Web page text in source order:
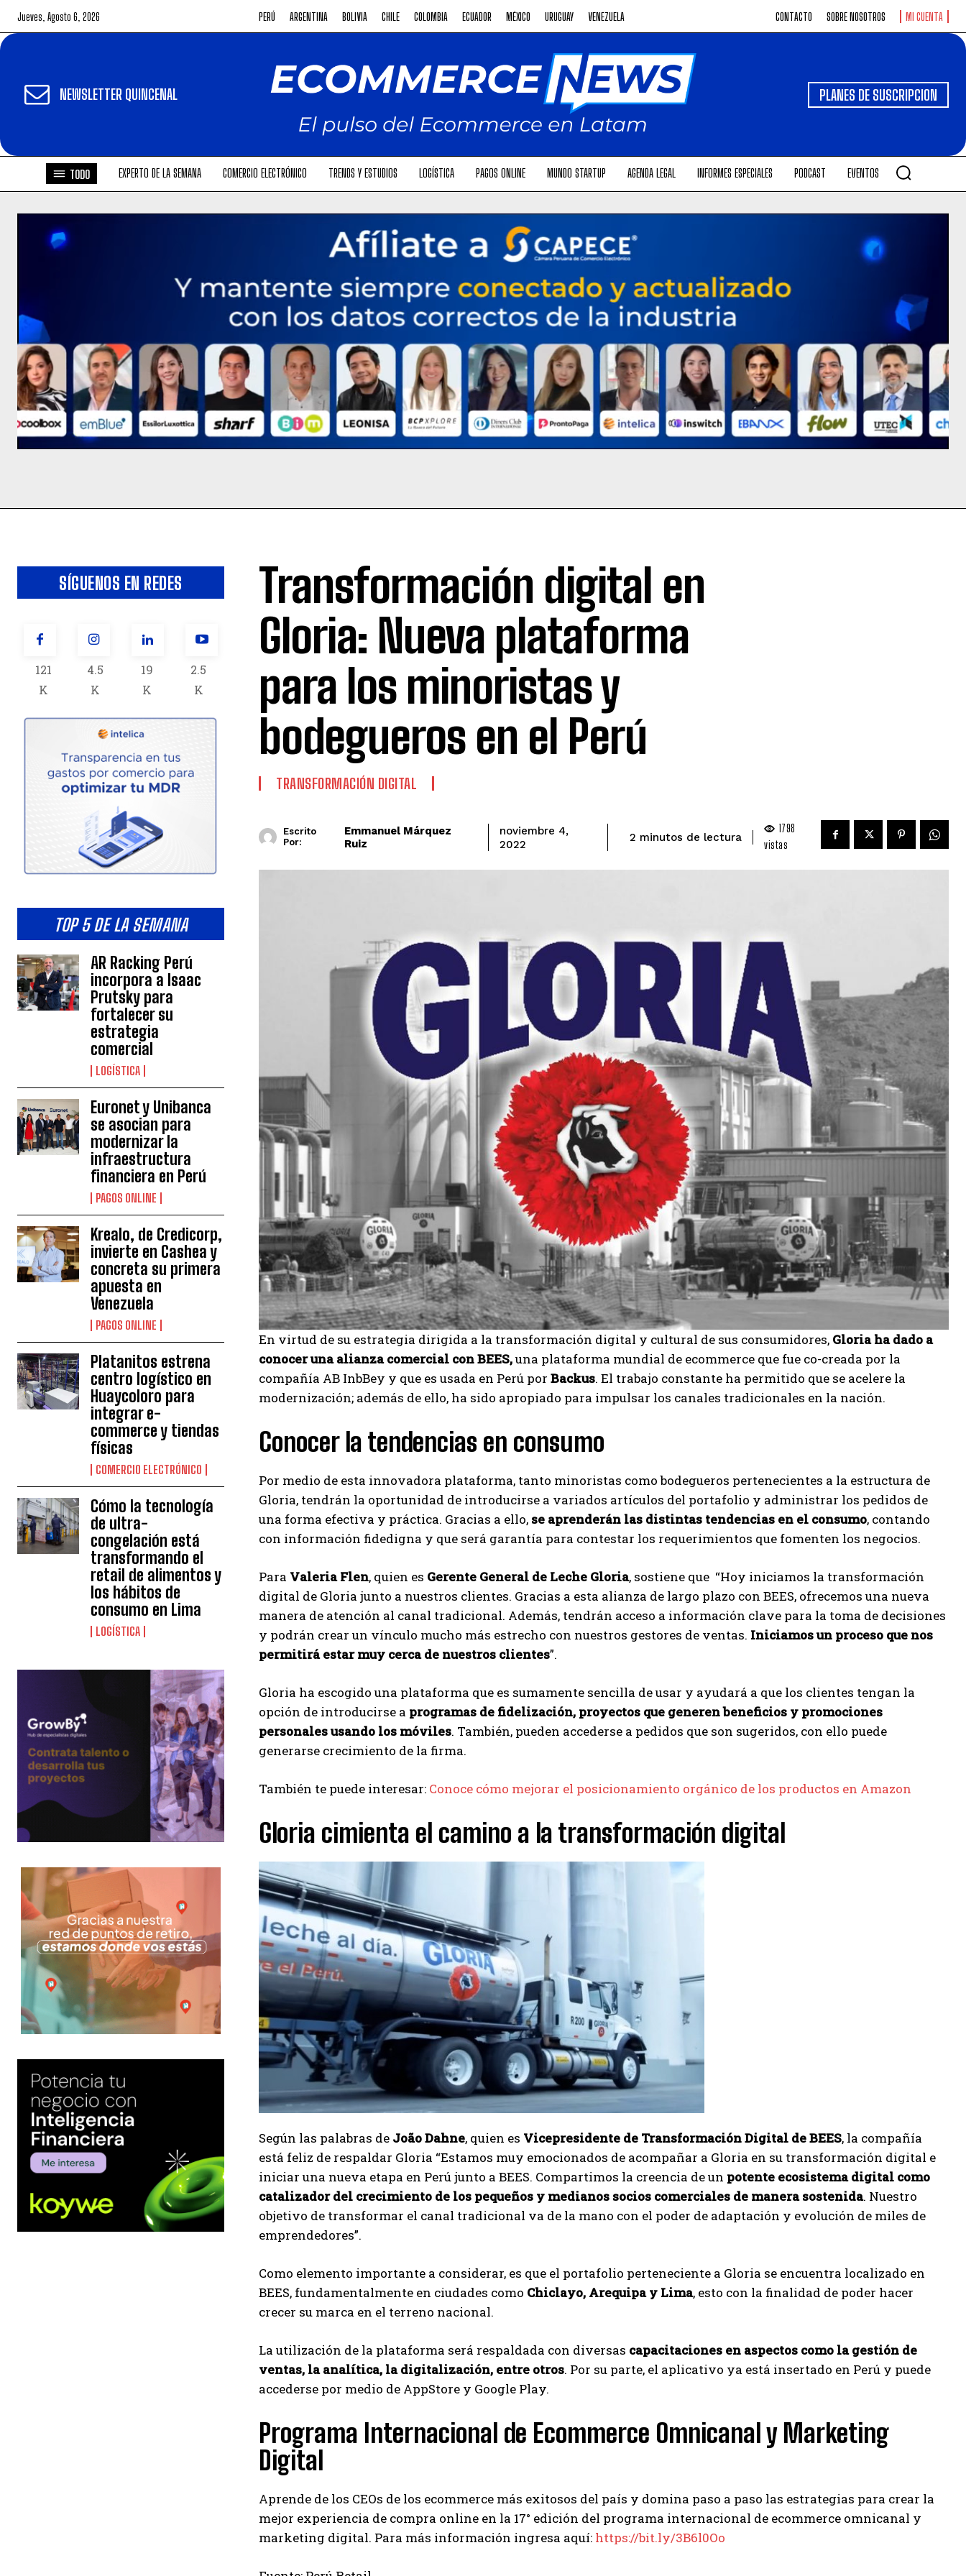
Jueves, Agosto 6, 2026 PERÚ ARGENTINA BOLIVIA CHILE COLOMBIA ECUADOR MÉXICO URUGUAY VENEZUELA CONTACTO SOBRE NOSOTROS MI CUENTA
NEWSLETTER QUINCENAL PLANES DE SUSCRIPCION
TODO EXPERTO DE LA SEMANA COMERCIO ELECTRÓNICO TRENDS Y ESTUDIOS LOGÍSTICA PAGOS ONLINE MUNDO STARTUP AGENDA LEGAL INFORMES ESPECIALES PODCAST EVENTOS
SÍGUENOS EN REDES
121
K
4.5
K
19
K
2.5
K
TOP 5 DE LA SEMANA
AR Racking Perú
incorpora a Isaac
Prutsky para
fortalecer su
estrategia
comercial
LOGÍSTICA
Euronet y Unibanca
se asocian para
modernizar la
infraestructura
financiera en Perú
PAGOS ONLINE
Krealo, de Credicorp,
invierte en Cashea y
concreta su primera
apuesta en
Venezuela
PAGOS ONLINE
Platanitos estrena
centro logístico en
Huaycoloro para
integrar e-
commerce y tiendas
físicas
COMERCIO ELECTRÓNICO
Cómo la tecnología
de ultra-
congelación está
transformando el
retail de alimentos y
los hábitos de
consumo en Lima
LOGÍSTICA
Transformación digital en
Gloria: Nueva plataforma
para los minoristas y
bodegueros en el Perú
TRANSFORMACIÓN DIGITAL
Escrito
Por:
Emmanuel Márquez
Ruiz
noviembre 4,
2022
2 minutos de lectura
1798
vistas
En virtud de su estrategia dirigida a la transformación digital y cultural de sus consumidores, Gloria ha dado a
conocer una alianza comercial con BEES,una plataforma mundial de ecommerce que fue co-creada por la
compañía AB InbBey y que es usada en Perú por Backus. El trabajo constante ha permitido que se acelere la
modernización; además de ello, ha sido apropiado para impulsar los canales tradicionales en la nación.
Conocer la tendencias en consumo
Por medio de esta innovadora plataforma, tanto minoristas como bodegueros pertenecientes a la estructura de
Gloria, tendrán la oportunidad de introducirse a variados artículos del portafolio y administrar los pedidos de
una forma efectiva y práctica. Gracias a ello, se aprenderán las distintas tendencias en el consumo, contando
con información fidedigna y que será garantía para contestar los requerimientos que fomenten los negocios.
Para Valeria Flen, quien es Gerente General de Leche Gloria, sostiene que “Hoy iniciamos la transformación
digital de Gloria junto a nuestros clientes. Gracias a esta alianza de largo plazo con BEES, ofrecemos una nueva
manera de atención al canal tradicional. Además, tendrán acceso a información clave para la toma de decisiones
y podrán crear un vínculo mucho más estrecho con nuestros gestores de ventas. Iniciamos un proceso que nos
permitirá estar muy cerca de nuestros clientes”.
Gloria ha escogido una plataforma que es sumamente sencilla de usar y ayudará a que los clientes tengan la
opción de introducirse a programas de fidelización, proyectos que generen beneficios y promociones
personales usando los móviles. También, pueden accederse a pedidos que son sugeridos, con ello puede
generarse crecimiento de la firma.
También te puede interesar: Conoce cómo mejorar el posicionamiento orgánico de los productos en Amazon
Gloria cimienta el camino a la transformación digital
Según las palabras de João Dahne, quien es Vicepresidente de Transformación Digital de BEES, la compañía
está feliz de respaldar Gloria “Estamos muy emocionados de acompañar a Gloria en su transformación digital e
iniciar una nueva etapa en Perú junto a BEES. Compartimos la creencia de un potente ecosistema digital como
catalizador del crecimiento de los pequeños y medianos socios comerciales de manera sostenida. Nuestro
objetivo de transformar el canal tradicional va de la mano con el poder de adaptación y evolución de miles de
emprendedores”.
Como elemento importante a considerar, es que el portafolio perteneciente a Gloria se encuentra localizado en
BEES, fundamentalmente en ciudades como Chiclayo, Arequipa y Lima, esto con la finalidad de poder hacer
crecer su marca en el terreno nacional.
La utilización de la plataforma será respaldada con diversas capacitaciones en aspectos como la gestión de
ventas, la analítica, la digitalización, entre otros. Por su parte, el aplicativo ya está insertado en Perú y puede
accederse por medio de AppStore y Google Play.
Programa Internacional de Ecommerce Omnicanal y Marketing
Digital
Aprende de los CEOs de los ecommerce más exitosos del país y domina paso a paso las estrategias para crear la
mejor experiencia de compra online en la 17° edición del programa internacional de ecommerce omnicanal y
marketing digital. Para más información ingresa aquí: https://bit.ly/3B6l0Oo